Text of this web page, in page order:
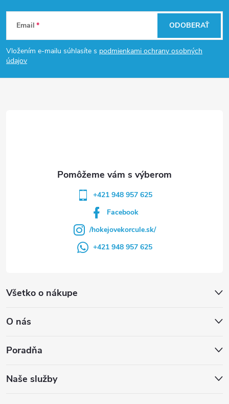
Z
á
p
Email
Vložením e-mailu súhlasíte s podmienkami ochrany osobných
údajov
ODOBERAŤ
Všetko o nákupe
O nás
Poradňa
Naše služby
+421 948 957 625
Facebook
/hokejovekorcule.sk/
+421 948 957 625